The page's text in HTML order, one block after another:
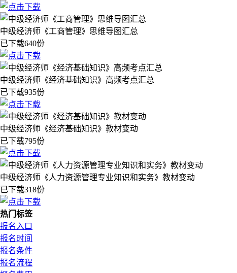
中级经济师《工商管理》思维导图汇总
已下载640份
中级经济师《经济基础知识》高频考点汇总
已下载935份
中级经济师《经济基础知识》教材变动
已下载795份
中级经济师《人力资源管理专业知识和实务》教材变动
已下载318份
热门标签
报名入口
报名时间
报名条件
报名流程